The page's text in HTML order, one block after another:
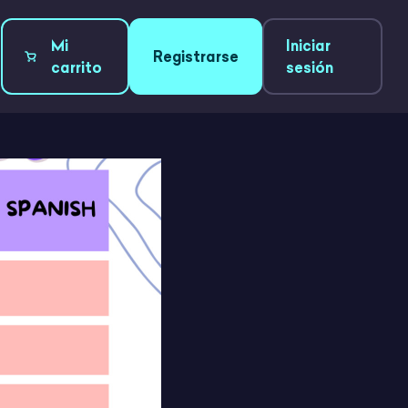
Mi
carrito
Registrarse
Iniciar
sesión